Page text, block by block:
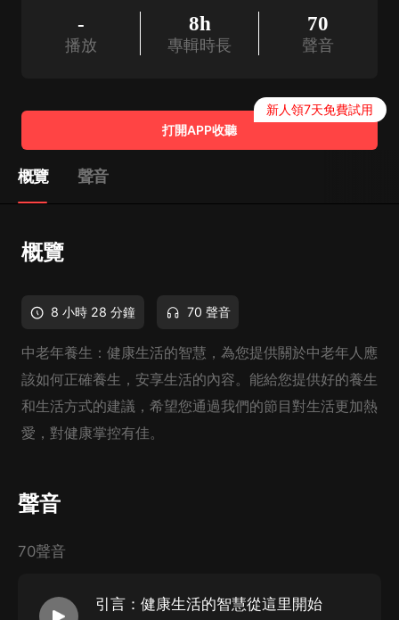
-
播放
8h
專輯時長
70
聲音
打開APP收聽
新人領7天免費試用
概覽 聲音
概覽
8 小時 28 分鐘 70 聲音
中老年養生：健康生活的智慧，為您提供關於中老年人應
該如何正確養生，安享生活的內容。能給您提供好的養生
和生活方式的建議，希望您通過我們的節目對生活更加熱
愛，對健康掌控有佳。
聲音
70聲音
引言：健康生活的智慧從這里開始